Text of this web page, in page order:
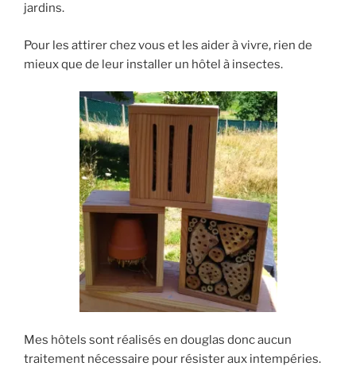
jardins.
Pour les attirer chez vous et les aider à vivre, rien de
mieux que de leur installer un hôtel à insectes.
Mes hôtels sont réalisés en douglas donc aucun
traitement nécessaire pour résister aux intempéries.